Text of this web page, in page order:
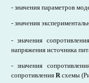
- значения параметров
- значения
- значения
напряжения источника
- значения
сопротивления Rсхемы